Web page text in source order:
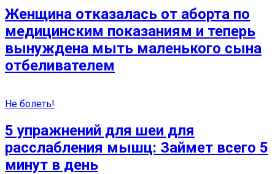
Женщина отказалась от аборта по
медицинским показаниям и теперь
вынуждена мыть маленького сына
отбеливателем
Не болеть!
5 упражнений для шеи для
расслабления мышц: Займет всего 5
минут в день